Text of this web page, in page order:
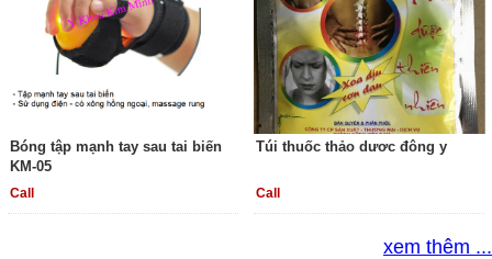
Bóng tập mạnh tay sau tai biến
KM-05
Call
Túi thuốc thảo dươc đông y
Call
xem thêm ...